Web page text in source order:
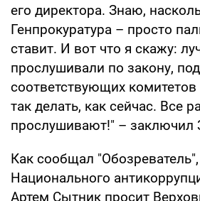
его директора. Знаю,
Генпрокуратура – просто
ставит. И вот что я скажу:
прослушивали по закону,
соответствующих
так делать, как сейчас. Все
прослушивают!" – заключил
Как сообщал
Национального
Артем Сытник просит